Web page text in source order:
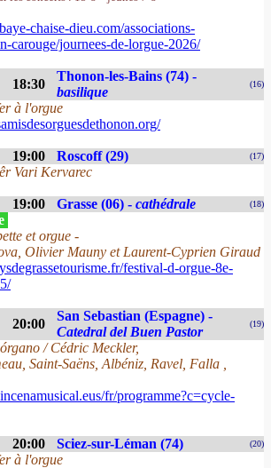
chaise-dieu.com/associations-
carouge/journees-de-lorgue-2026/
18:30
Thonon-les-Bains (74) -
basilique
(16)
à l'orgue
19:00 Roscoff (29) (17)
Vari Kervarec
19:00 Grasse (06) - cathédrale (18)
et orgue -
Olivier Mauny et Laurent-Cyprien Giraud
festival-d-orgue-8e-
20:00
San Sebastian (Espagne) -
Catedral del Buen Pastor
(19)
/ Cédric Meckler,
Saint-Saëns, Albéniz, Ravel, Falla ,
fr/programme?c=cycle-
20:00 Sciez-sur-Léman (74) (20)
à l'orgue